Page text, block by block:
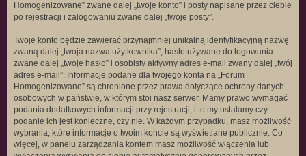
Homogenizowane” zwane dalej „twoje konto” i posty napisane przez ciebie
po rejestracji i zalogowaniu zwane dalej „twoje posty”.
Twoje konto będzie zawierać przynajmniej unikalną identyfikacyjną nazwę
zwaną dalej „twoja nazwa użytkownika”, hasło używane do logowania
zwane dalej „twoje hasło” i osobisty aktywny adres e-mail zwany dalej „twój
adres e-mail”. Informacje podane dla twojego konta na „Forum
Homogenizowane” są chronione przez prawa dotyczące ochrony danych
osobowych w państwie, w którym stoi nasz serwer. Mamy prawo wymagać
podania dodatkowych informacji przy rejestracji, i to my ustalamy czy
podanie ich jest konieczne, czy nie. W każdym przypadku, masz możliwość
wybrania, które informacje o twoim koncie są wyświetlane publicznie. Co
więcej, w panelu zarządzania kontem masz możliwość włączenia lub